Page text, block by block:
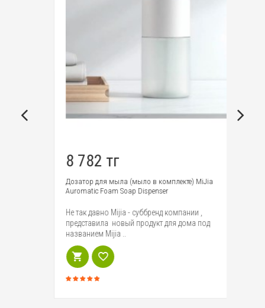
8 782 тг
Дозатор для мыла (мыло в комплекте) MiJia
Auromatic Foam Soap Dispenser
Не так давно Mijia - суббренд компании ,
представила новый продукт для дома под
названием Mijia ..